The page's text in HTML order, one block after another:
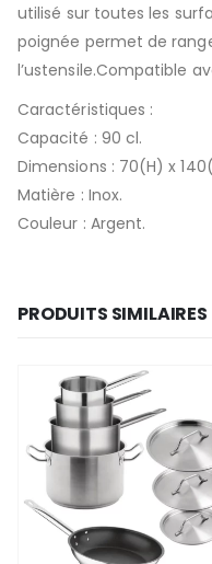
utilisé sur toutes les
poignée permet de
l’ustensile.Compatible
Caractéristiques :
Capacité : 90 cl.
Dimensions : 70(H) x
Matière : Inox.
Couleur : Argent.
PRODUITS SIMILAIRES